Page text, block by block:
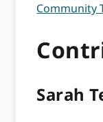
Community
Sarah